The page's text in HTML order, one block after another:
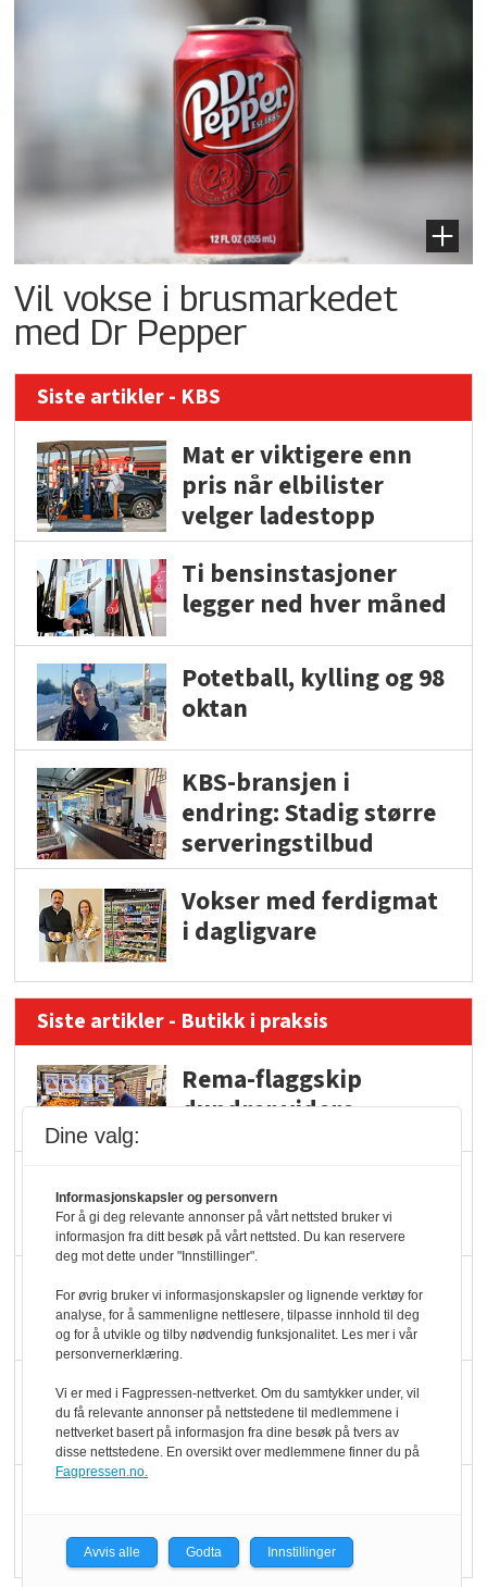
Vil vokse i brusmarkedet
med Dr Pepper
Siste artikler - KBS
Mat er viktigere enn
pris når elbilister
velger ladestopp
Ti bensinstasjoner
legger ned hver måned
Potetball, kylling og 98
oktan
KBS-bransjen i
endring: Stadig større
serveringstilbud
Vokser med ferdigmat
i dagligvare
Siste artikler - Butikk i praksis
Rema-flaggskip
dundrer videre
ølsalget
Færre varer, men fulle
hyller
KI lager mat i butikken
Rema i 2025
Dine valg:
Informasjonskapsler og personvern
For å gi deg relevante annonser på vårt nettsted bruker vi
informasjon fra ditt besøk på vårt nettsted. Du kan reservere
deg mot dette under "Innstillinger".
For øvrig bruker vi informasjonskapsler og lignende verktøy for
analyse, for å sammenligne nettlesere, tilpasse innhold til deg
og for å utvikle og tilby nødvendig funksjonalitet. Les mer i vår
personvernerklæring.
Vi er med i Fagpressen-nettverket. Om du samtykker under, vil
du få relevante annonser på nettstedene til medlemmene i
nettverket basert på informasjon fra dine besøk på tvers av
disse nettstedene. En oversikt over medlemmene finner du på
Fagpressen.no.
Avvis alle Godta Innstillinger